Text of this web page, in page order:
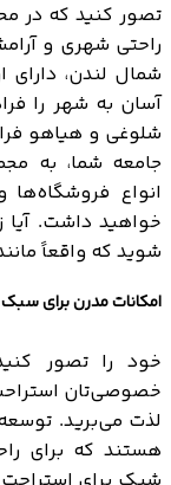
تصور کنید که در
راحتی شهری و
شمال لندن،
آسان به شهر را
شلوغی و هیاهو
جامعه شما، به
انواع
خواهید داشت.
شوید که واقعاً
امکانات مدرن برای
خود را تصور
خصوصی‌تان
لذت می‌برید.
هستند که برای